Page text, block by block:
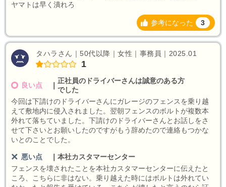
ヤマトは早く潰れろ
参考になった 3
タハラさん｜50代以降｜女性｜事務員｜2025.01
1
良い点
正社員のドライバーさんは誠意のある方
でした
今回は下請けのドライバーさんにガレージのフェンスを乗り越
えて敷地内に侵入されました。翌朝フェンスのボルトが複数本
外れて落ちていました。下請けのドライバーさんとお話しをさ
せて下さいとお願いしたのですがもう辞めたので連絡もつかな
いとのことでした。
悪い点
本社カスタマーセンター
フェンスを壊されたことを本社カスタマーセンターに伝えたと
ころ、こちらに非はない。乗り越えた時にはボルトは外れてい